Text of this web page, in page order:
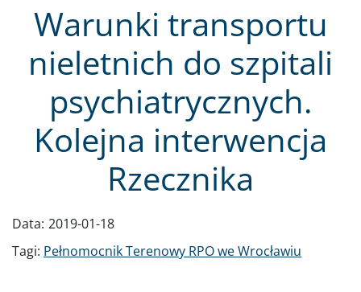
Warunki transportu
nieletnich do szpitali
psychiatrycznych.
Kolejna interwencja
Rzecznika
Data: 2019-01-18
Tagi: Pełnomocnik Terenowy RPO we Wrocławiu